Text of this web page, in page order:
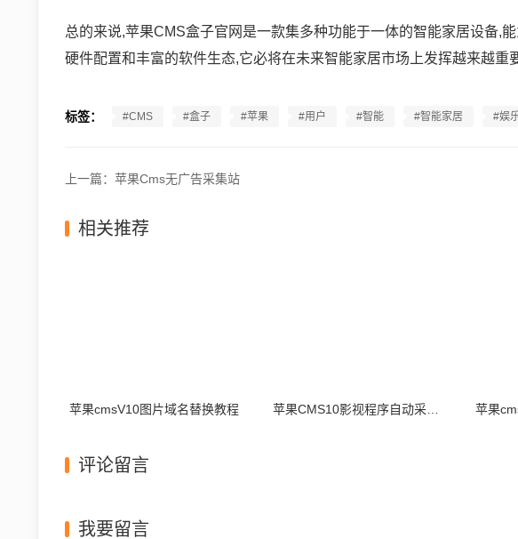
总的来说,苹果CMS盒子官网是一款集多种功能于一体的智能家居设备,
硬件配置和丰富的软件生态,它必将在未来智能家居市场上发挥越来越重
标签： #CMS #盒子 #苹果 #用户 #智能 #智能家居 #娱
上一篇：苹果Cms无广告采集站
相关推荐
苹果cmsV10图片域名替换教程 苹果CMS10影视程序自动采集教程
评论留言
我要留言